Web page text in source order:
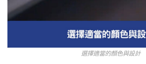
選擇適當的顏色與設計